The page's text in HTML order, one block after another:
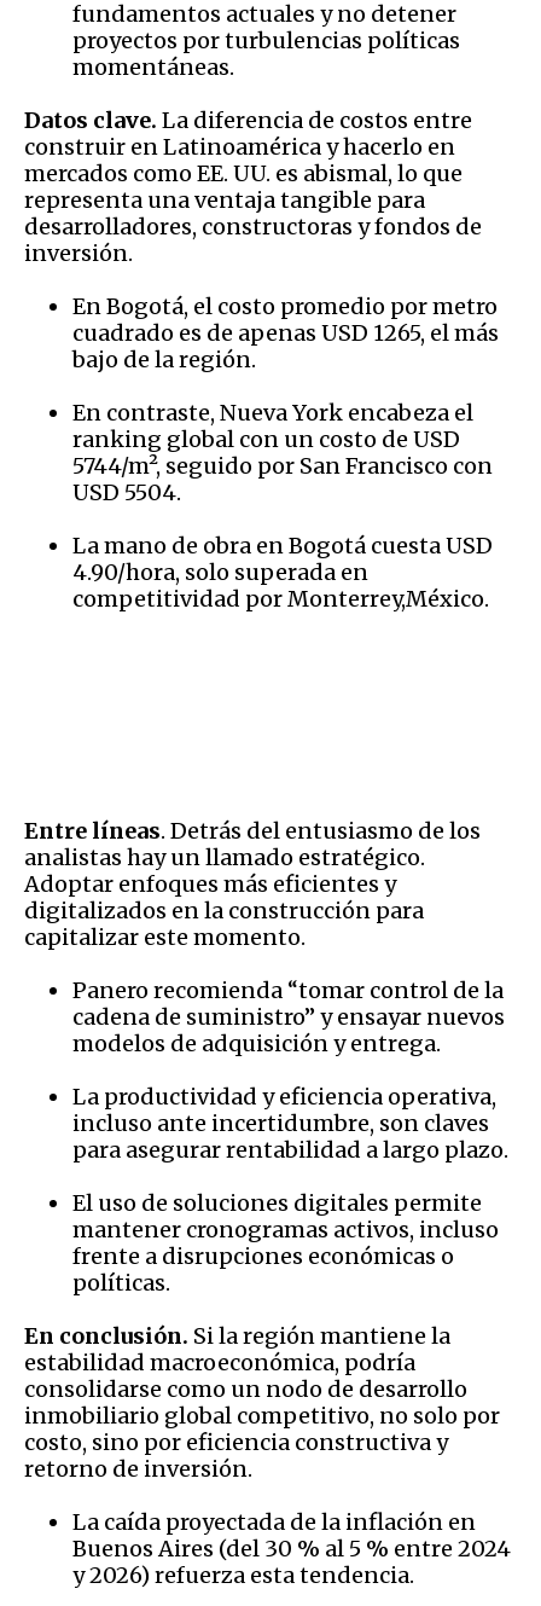
fundamentos actuales y no detener
proyectos por turbulencias políticas
momentáneas.
Datos clave. La diferencia de costos entre
construir en Latinoamérica y hacerlo en
mercados como EE. UU. es abismal, lo que
representa una ventaja tangible para
desarrolladores, constructoras y fondos de
inversión.
En Bogotá, el costo promedio por metro
cuadrado es de apenas USD 1265, el más
bajo de la región.
En contraste, Nueva York encabeza el
ranking global con un costo de USD
5744/m², seguido por San Francisco con
USD 5504.
La mano de obra en Bogotá cuesta USD
4.90/hora, solo superada en
competitividad por Monterrey,México.
Entre líneas. Detrás del entusiasmo de los
analistas hay un llamado estratégico.
Adoptar enfoques más eficientes y
digitalizados en la construcción para
capitalizar este momento.
Panero recomienda “tomar control de la
cadena de suministro” y ensayar nuevos
modelos de adquisición y entrega.
La productividad y eficiencia operativa,
incluso ante incertidumbre, son claves
para asegurar rentabilidad a largo plazo.
El uso de soluciones digitales permite
mantener cronogramas activos, incluso
frente a disrupciones económicas o
políticas.
En conclusión. Si la región mantiene la
estabilidad macroeconómica, podría
consolidarse como un nodo de desarrollo
inmobiliario global competitivo, no solo por
costo, sino por eficiencia constructiva y
retorno de inversión.
La caída proyectada de la inflación en
Buenos Aires (del 30 % al 5 % entre 2024
y 2026) refuerza esta tendencia.